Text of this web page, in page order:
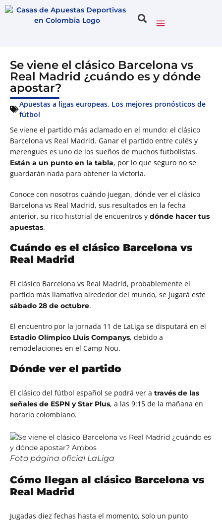
Se viene el clásico Barcelona vs
Real Madrid ¿cuándo es y dónde
apostar?
Apuestas a ligas europeas, Los mejores pronósticos de
fútbol
Se viene el partido más aclamado en el mundo: el clásico
Barcelona vs Real Madrid. Ganar el partido entre culés y
merengues es uno de los sueños de muchos futbolistas.
Están a un punto en la tabla, por lo que seguro no se
guardarán nada para obtener la victoria.
Conoce con nosotros cuándo juegan, dónde ver el clásico
Barcelona vs Real Madrid, sus resultados en la fecha
anterior, su rico historial de encuentros y dónde hacer tus
apuestas.
Cuándo es el clásico Barcelona vs
Real Madrid
El clásico Barcelona vs Real Madrid, probablemente el
partido más llamativo alrededor del mundo, se jugará este
sábado 28 de octubre.
El encuentro por la jornada 11 de LaLiga se disputará en el
Estadio Olímpico Lluis Companys, debido a
remodelaciones en el Camp Nou.
Dónde ver el partido
El clásico del fútbol español se podrá ver a través de las
señales de ESPN y Star Plus, a las 9:15 de la mañana en
horario colombiano.
Foto página oficial LaLiga
Cómo llegan al clásico Barcelona vs
Real Madrid
Jugadas diez fechas hasta el momento, solo un punto